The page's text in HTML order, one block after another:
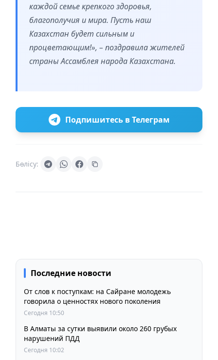
каждой семье крепкого здоровья,
благополучия и мира. Пусть наш
Казахстан будет сильным и
процветающим!», – поздравила жителей
страны Ассамблея народа Казахстана.
Подпишитесь в Телеграм
Бөлісу:
Последние новости
От слов к поступкам: на Сайране молодежь
говорила о ценностях нового поколения
Сегодня 10:50
В Алматы за сутки выявили около 260 грубых
нарушений ПДД
Сегодня 10:02